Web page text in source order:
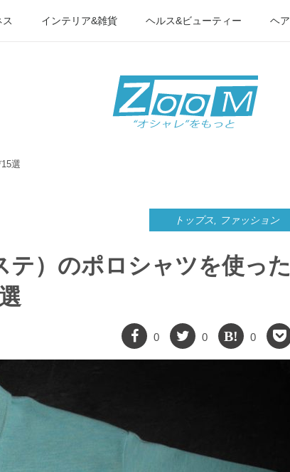
ス インテリア&雑貨 ヘルス&ビューティー ヘア
選
トップス ファッション
テ）のポロシャツを使った
0 0 0